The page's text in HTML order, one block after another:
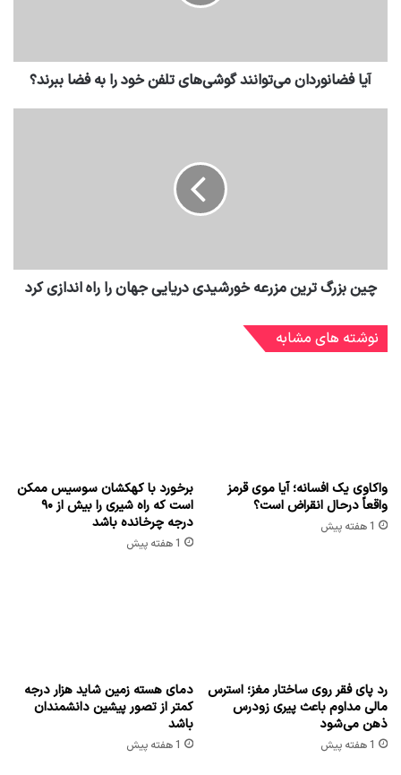
آیا فضانوردان می‌توانند گوشی‌های تلفن خود را به فضا ببرند؟
چین بزرگ ترین مزرعه خورشیدی دریایی جهان را راه اندازی کرد
نوشته های مشابه
واکاوی یک افسانه؛ آیا موی قرمز
واقعاً درحال انقراض است؟
1 هفته پیش
برخورد با کهکشان سوسیس ممکن
است که راه شیری را بیش از ۹۰
درجه چرخانده باشد
1 هفته پیش
رد پای فقر روی ساختار مغز؛ استرس
مالی مداوم باعث پیری زودرس
ذهن می‌شود
1 هفته پیش
دمای هسته زمین شاید هزار درجه
کمتر از تصور پیشین دانشمندان
باشد
1 هفته پیش